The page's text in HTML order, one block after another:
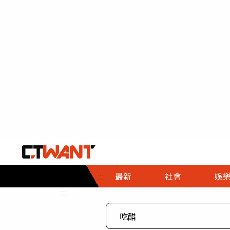
::: 最新 社會
社會首頁
時事
娛樂
娛樂首頁
即時
專題
財經首頁
熱線
３Ｃ
政